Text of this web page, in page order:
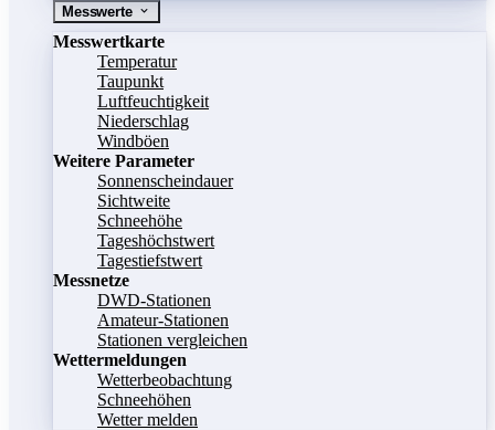
Messwerte
Messwertkarte
Temperatur
Taupunkt
Luftfeuchtigkeit
Niederschlag
Windböen
Weitere Parameter
Sonnenscheindauer
Sichtweite
Schneehöhe
Tageshöchstwert
Tagestiefstwert
Messnetze
DWD-Stationen
Amateur-Stationen
Stationen vergleichen
Wettermeldungen
Wetterbeobachtung
Schneehöhen
Wetter melden